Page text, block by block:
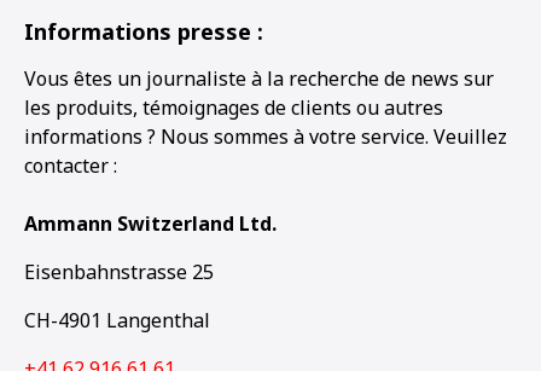
Informations presse :
Vous êtes un journaliste à la recherche de news sur
les produits, témoignages de clients ou autres
informations ? Nous sommes à votre service. Veuillez
contacter :
Ammann Switzerland Ltd.
Eisenbahnstrasse 25
CH-4901 Langenthal